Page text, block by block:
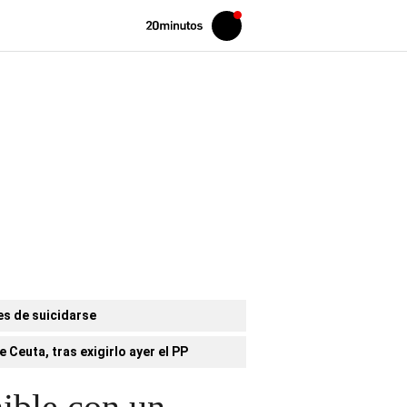
Volver
Iniciar
sesión
de suicidarse
Ceuta, tras exigirlo ayer el PP